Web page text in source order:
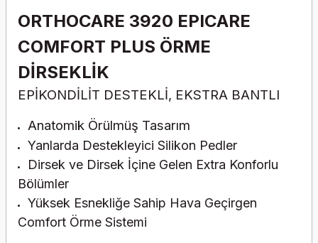
ORTHOCARE 3920 EPICARE
COMFORT PLUS ÖRME
DİRSEKLİK
EPİKONDİLİT DESTEKLİ, EKSTRA BANTLI
Anatomik Örülmüş Tasarım
Yanlarda Destekleyici Silikon Pedler
Dirsek ve Dirsek İçine Gelen Extra Konforlu
Bölümler
Yüksek Esnekliğe Sahip Hava Geçirgen
Comfort Örme Sistemi